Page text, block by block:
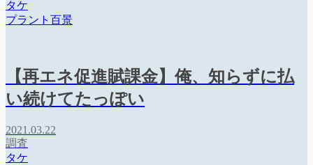
タケ
プラント百景
【再エネ促進賦課金】俺、知らずに払
い続けてたっぽい
2021.03.22
調査
タケ